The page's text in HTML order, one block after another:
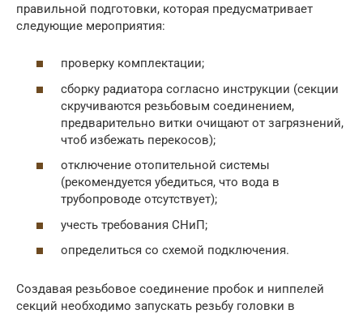
правильной подготовки, которая предусматривает
следующие мероприятия:
проверку комплектации;
сборку радиатора согласно инструкции (секции
скручиваются резьбовым соединением,
предварительно витки очищают от загрязнений,
чтоб избежать перекосов);
отключение отопительной системы
(рекомендуется убедиться, что вода в
трубопроводе отсутствует);
учесть требования СНиП;
определиться со схемой подключения.
Создавая резьбовое соединение пробок и ниппелей
секций необходимо запускать резьбу головки в